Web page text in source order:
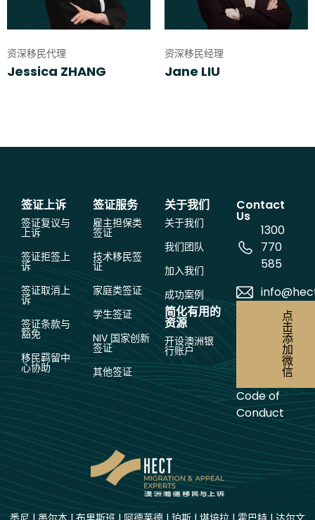
资深移民代理
Jessica ZHANG
资深移民经理
Jane LIU
签证上诉
签证复议与
上诉
签证拒签上
诉
签证取消上
诉
签证条款与
豁免
移民羁留中
心协助
签证服务
雇主担保类
签证
技术移民签
证
家庭类签证
学生签证
NIV 国家创新
签证
其他签证
关于我们
关于我们
我们团队
加入我们
成功案例
简化有用的
资源
开设澳洲银
行账户
Contact
Us
1300
770
585
点
击
添
加
微
信
Code of
Conduct